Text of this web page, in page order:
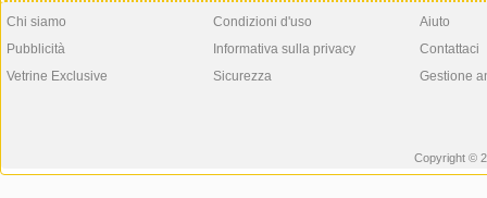
Chi siamo
Pubblicità
Vetrine Exclusive
Condizioni d'uso
Informativa sulla privacy
Sicurezza
Aiuto
Contattaci
Gestione
Copyright ©